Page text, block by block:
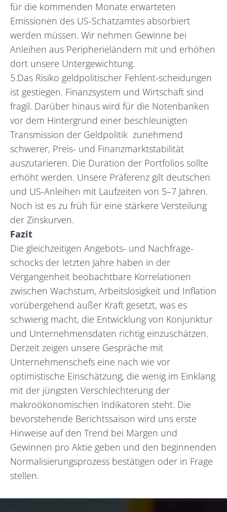
für die kommenden Monate erwarteten
Emissionen des US-Schatzamtes absorbiert
werden müssen. Wir nehmen Gewinne bei
Anleihen aus Peripherieländern mit und erhöhen
dort unsere Untergewichtung.
5.Das Risiko geldpolitischer Fehlent-scheidungen
ist gestiegen. Finanzsystem und Wirtschaft sind
fragil. Darüber hinaus wird für die Notenbanken
vor dem Hintergrund einer beschleunigten
Transmission der Geldpolitik zunehmend
schwerer, Preis- und Finanzmarktstabilität
auszutarieren. Die Duration der Portfolios sollte
erhöht werden. Unsere Präferenz gilt deutschen
und US-Anleihen mit Laufzeiten von 5–7 Jahren.
Noch ist es zu früh für eine stärkere Versteilung
der Zinskurven.
Fazit
Die gleichzeitigen Angebots- und Nachfrage-
schocks der letzten Jahre haben in der
Vergangenheit beobachtbare Korrelationen
zwischen Wachstum, Arbeitslosigkeit und Inflation
vorübergehend außer Kraft gesetzt, was es
schwierig macht, die Entwicklung von Konjunktur
und Unternehmensdaten richtig einzuschätzen.
Derzeit zeigen unsere Gespräche mit
Unternehmenschefs eine nach wie vor
optimistische Einschätzung, die wenig im Einklang
mit der jüngsten Verschlechterung der
makroökonomischen Indikatoren steht. Die
bevorstehende Berichtssaison wird uns erste
Hinweise auf den Trend bei Margen und
Gewinnen pro Aktie geben und den beginnenden
Normalisierungsprozess bestätigen oder in Frage
stellen.